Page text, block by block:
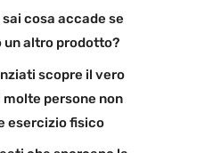
sai cosa accade se
un altro prodotto?
scopre il vero
persone non
esercizio fisico